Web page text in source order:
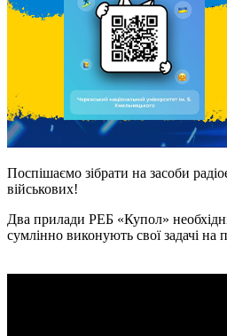
Поспішаємо зібрати на засоби
військових!
Два прилади РЕБ «Купол»
сумлінно виконують свої задачі на